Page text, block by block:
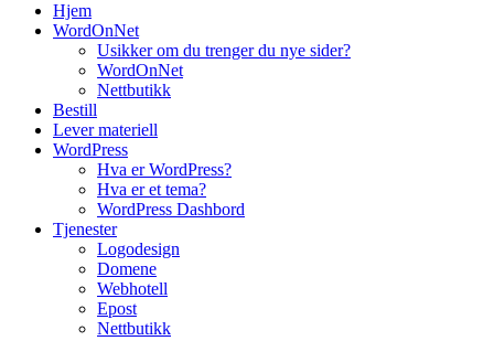
Hjem
WordOnNet
Usikker om du trenger du nye sider?
WordOnNet
Nettbutikk
Bestill
Lever materiell
WordPress
Hva er WordPress?
Hva er et tema?
WordPress Dashbord
Tjenester
Logodesign
Domene
Webhotell
Epost
Nettbutikk